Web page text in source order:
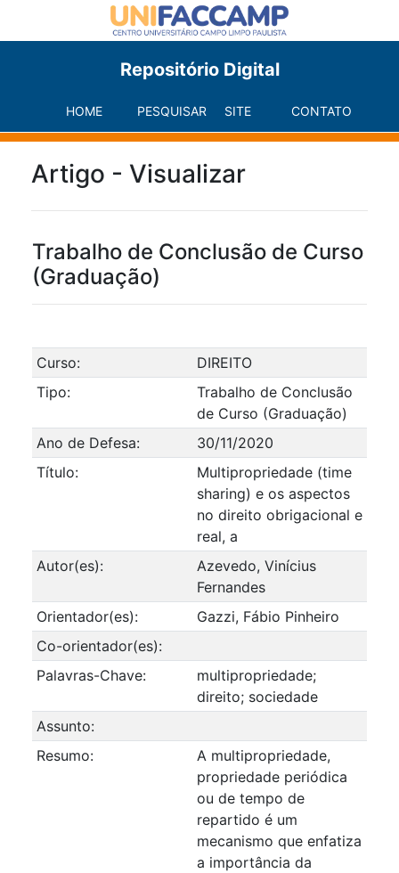
Repositório Digital
HOME PESQUISAR SITE CONTATO
Artigo - Visualizar
Trabalho de Conclusão de Curso
(Graduação)
Curso:
DIREITO
Tipo:
Trabalho de Conclusão
de Curso (Graduação)
Ano de Defesa:
30/11/2020
Título:
Multipropriedade (time
sharing) e os aspectos
no direito obrigacional e
real, a
Autor(es):
Azevedo, Vinícius
Fernandes
Orientador(es):
Gazzi, Fábio Pinheiro
Co-orientador(es):
Palavras-Chave:
multipropriedade;
direito; sociedade
Assunto:
Resumo:
A multipropriedade,
propriedade periódica
ou de tempo de
repartido é um
mecanismo que enfatiza
a importância da